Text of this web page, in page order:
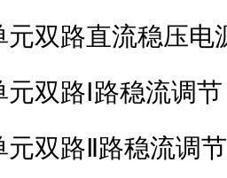
元双路直流稳压电
元双路Ⅰ路稳流调节
元双路Ⅱ路稳流调节